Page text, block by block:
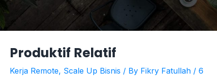
Produktif Relatif
Kerja Remote, Scale Up Bisnis / By Fikry Fatullah / 6